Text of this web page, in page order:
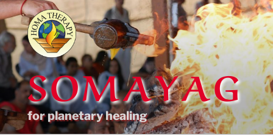
Skip
to
content
SOMAYAG
for planetary healing